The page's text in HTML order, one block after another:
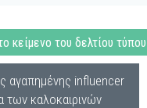
κείμενο του δελτίου τύπου
αγαπημένης influencer
των καλοκαιρινών